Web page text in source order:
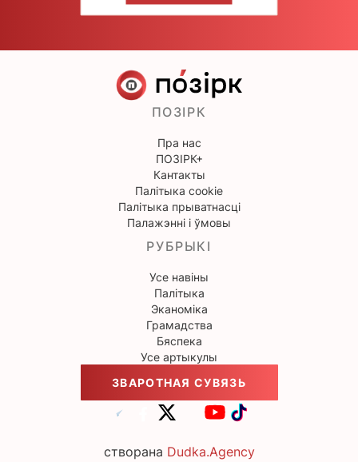
ПОЗІРК
Пра нас
ПОЗІРК+
Кантакты
Палітыка cookie
Палітыка прыватнасці
Палажэнні і ўмовы
РУБРЫКІ
Усе навіны
Палітыка
Эканоміка
Грамадства
Бяспека
Усе артыкулы
ЗВАРОТНАЯ СУВЯЗЬ
створана Dudka.Agency